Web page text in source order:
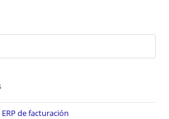
de facturación